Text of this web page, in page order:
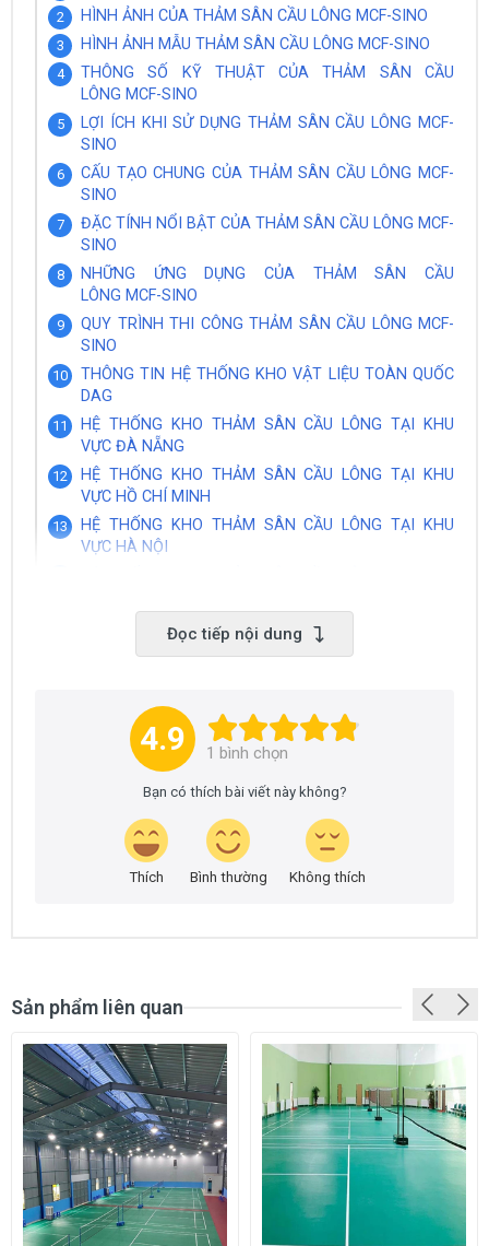
HÌNH ẢNH CỦA THẢM SÂN CẦU LÔNG MCF-SINO
HÌNH ẢNH MẪU THẢM SÂN CẦU LÔNG MCF-SINO
THÔNG SỐ KỸ THUẬT CỦA THẢM SÂN CẦU
LÔNG MCF-SINO
LỢI ÍCH KHI SỬ DỤNG THẢM SÂN CẦU LÔNG MCF-
SINO
CẤU TẠO CHUNG CỦA THẢM SÂN CẦU LÔNG MCF-
SINO
ĐẶC TÍNH NỔI BẬT CỦA THẢM SÂN CẦU LÔNG MCF-
SINO
NHỮNG ỨNG DỤNG CỦA THẢM SÂN CẦU
LÔNG MCF-SINO
QUY TRÌNH THI CÔNG THẢM SÂN CẦU LÔNG MCF-
SINO
THÔNG TIN HỆ THỐNG KHO VẬT LIỆU TOÀN QUỐC
DAG
HỆ THỐNG KHO THẢM SÂN CẦU LÔNG TẠI KHU
VỰC ĐÀ NẴNG
HỆ THỐNG KHO THẢM SÂN CẦU LÔNG TẠI KHU
VỰC HỒ CHÍ MINH
HỆ THỐNG KHO THẢM SÂN CẦU LÔNG TẠI KHU
VỰC HÀ NỘI
HỆ THỐNG KHO THẢM SÂN CẦU LÔNG TẠI KHU
VỰC THÀNH PHỐ CẦN THƠ
HỆ THỐNG KHO THẢM SÂN CẦU LÔNG TẠI NHA
TRANG KHÁNH HOÀ
VIDEO VỀ THẢM SÂN CẦU LÔNG MCF-SINO
Đọc tiếp nội dung
4.9 1 bình chọn
Bạn có thích bài viết này không?
Thích Bình thường Không thích
Sản phẩm liên quan